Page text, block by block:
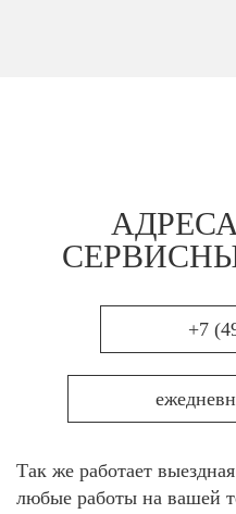
+7
Так же работает
любые работы на вашей